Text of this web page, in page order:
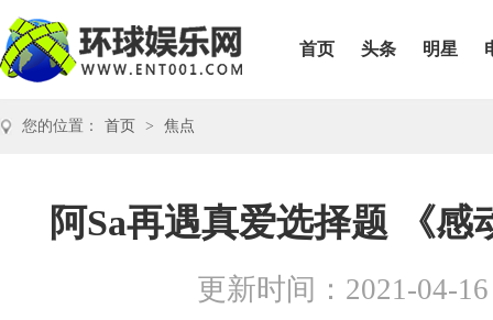
首页 头条 明星
您的位置： 首页 > 焦点
阿Sa再遇真爱选择题 《感
更新时间：2021-04-16